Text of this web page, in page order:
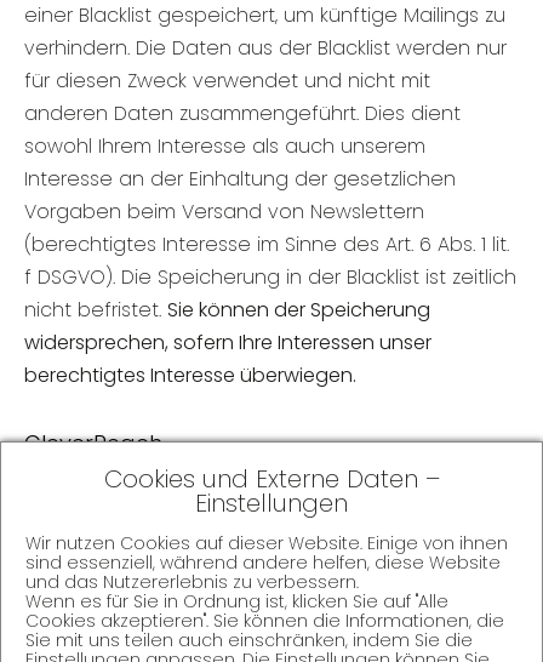
einer Blacklist gespeichert, um künftige Mailings zu
verhindern. Die Daten aus der Blacklist werden nur
für diesen Zweck verwendet und nicht mit
anderen Daten zusammengeführt. Dies dient
sowohl Ihrem Interesse als auch unserem
Interesse an der Einhaltung der gesetzlichen
Vorgaben beim Versand von Newslettern
(berechtigtes Interesse im Sinne des Art. 6 Abs. 1 lit.
f DSGVO). Die Speicherung in der Blacklist ist zeitlich
nicht befristet. Sie können der Speicherung
widersprechen, sofern Ihre Interessen unser
berechtigtes Interesse überwiegen.
CleverReach
Diese Website nutzt CleverReach für den Versand
von Newslettern. Anbieter ist die CleverReach
GmbH & Co. KG, Schafjückenweg 2, 26180 Rastede,
Deutschland (nachfolgend: „CleverReach“).
CleverReach ist ein Dienst, mit dem der
Newsletterversand organisiert und analysiert
Cookies und Externe Daten –
Einstellungen
Wir nutzen Cookies auf dieser Website. Einige von ihnen
sind essenziell, während andere helfen, diese Website
und das Nutzererlebnis zu verbessern.
Wenn es für Sie in Ordnung ist, klicken Sie auf "Alle
Cookies akzeptieren". Sie können die Informationen, die
Sie mit uns teilen auch einschränken, indem Sie die